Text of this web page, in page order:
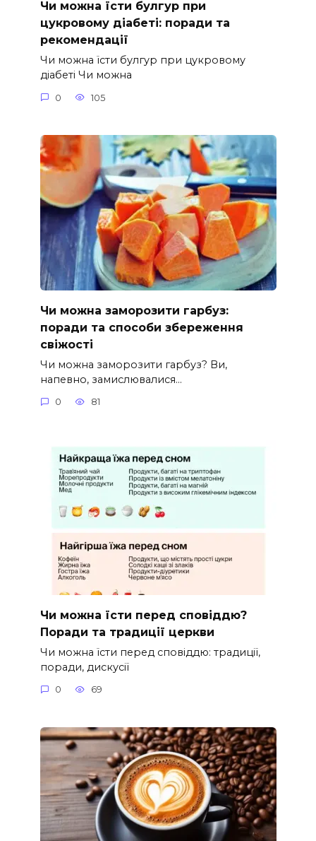
Чи можна їсти булгур при
цукровому діабеті: поради та
рекомендації
Чи можна їсти булгур при цукровому
діабеті Чи можна
0 105
Чи можна заморозити гарбуз:
поради та способи збереження
свіжості
Чи можна заморозити гарбуз? Ви,
напевно, замислювалися…
0 81
Чи можна їсти перед сповіддю?
Поради та традиції церкви
Чи можна їсти перед сповіддю: традиції,
поради, дискусії
0 69